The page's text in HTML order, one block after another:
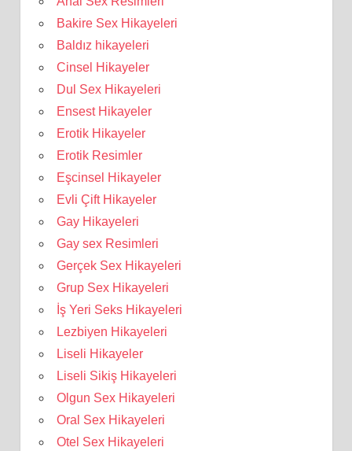
Bakire Sex Hikayeleri
Baldız hikayeleri
Cinsel Hikayeler
Dul Sex Hikayeleri
Ensest Hikayeler
Erotik Hikayeler
Erotik Resimler
Eşcinsel Hikayeler
Evli Çift Hikayeler
Gay Hikayeleri
Gay sex Resimleri
Gerçek Sex Hikayeleri
Grup Sex Hikayeleri
İş Yeri Seks Hikayeleri
Lezbiyen Hikayeleri
Liseli Hikayeler
Liseli Sikiş Hikayeleri
Olgun Sex Hikayeleri
Oral Sex Hikayeleri
Otel Sex Hikayeleri